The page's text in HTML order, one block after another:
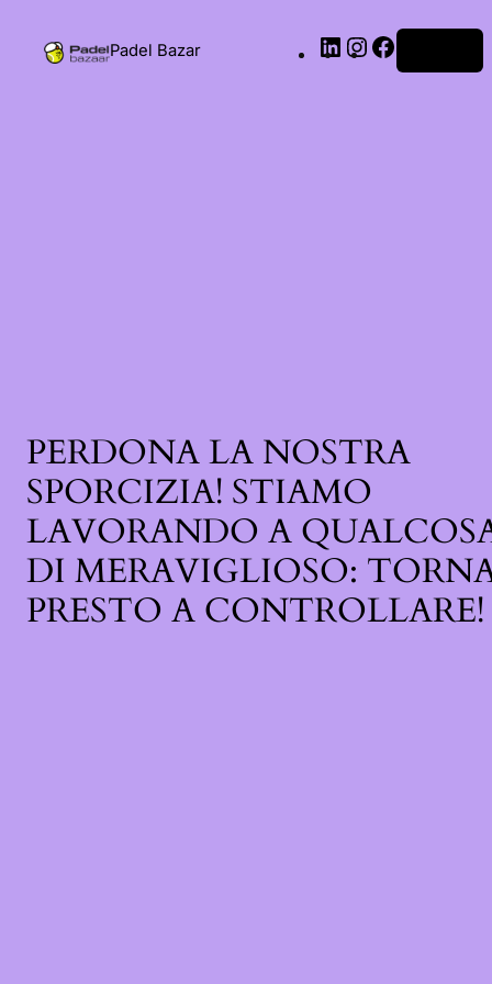
Padel Bazar
PERDONA LA NOSTRA
SPORCIZIA! STIAMO
LAVORANDO A
DI MERAVIGLIOSO:
PRESTO A CONTROLLARE!